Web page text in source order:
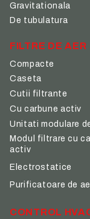
Gravitationala
De tubulatura
FILTRE DE AER
Compacte
Caseta
Cutii filtrante
Cu carbune activ
Unitati modulare
Modul filtrare cu
activ
Electrostatice
Purificatoare de
CONTROL